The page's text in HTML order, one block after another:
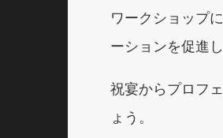
ワークショップ
ーションを促進
祝宴からプロフ
ょう。